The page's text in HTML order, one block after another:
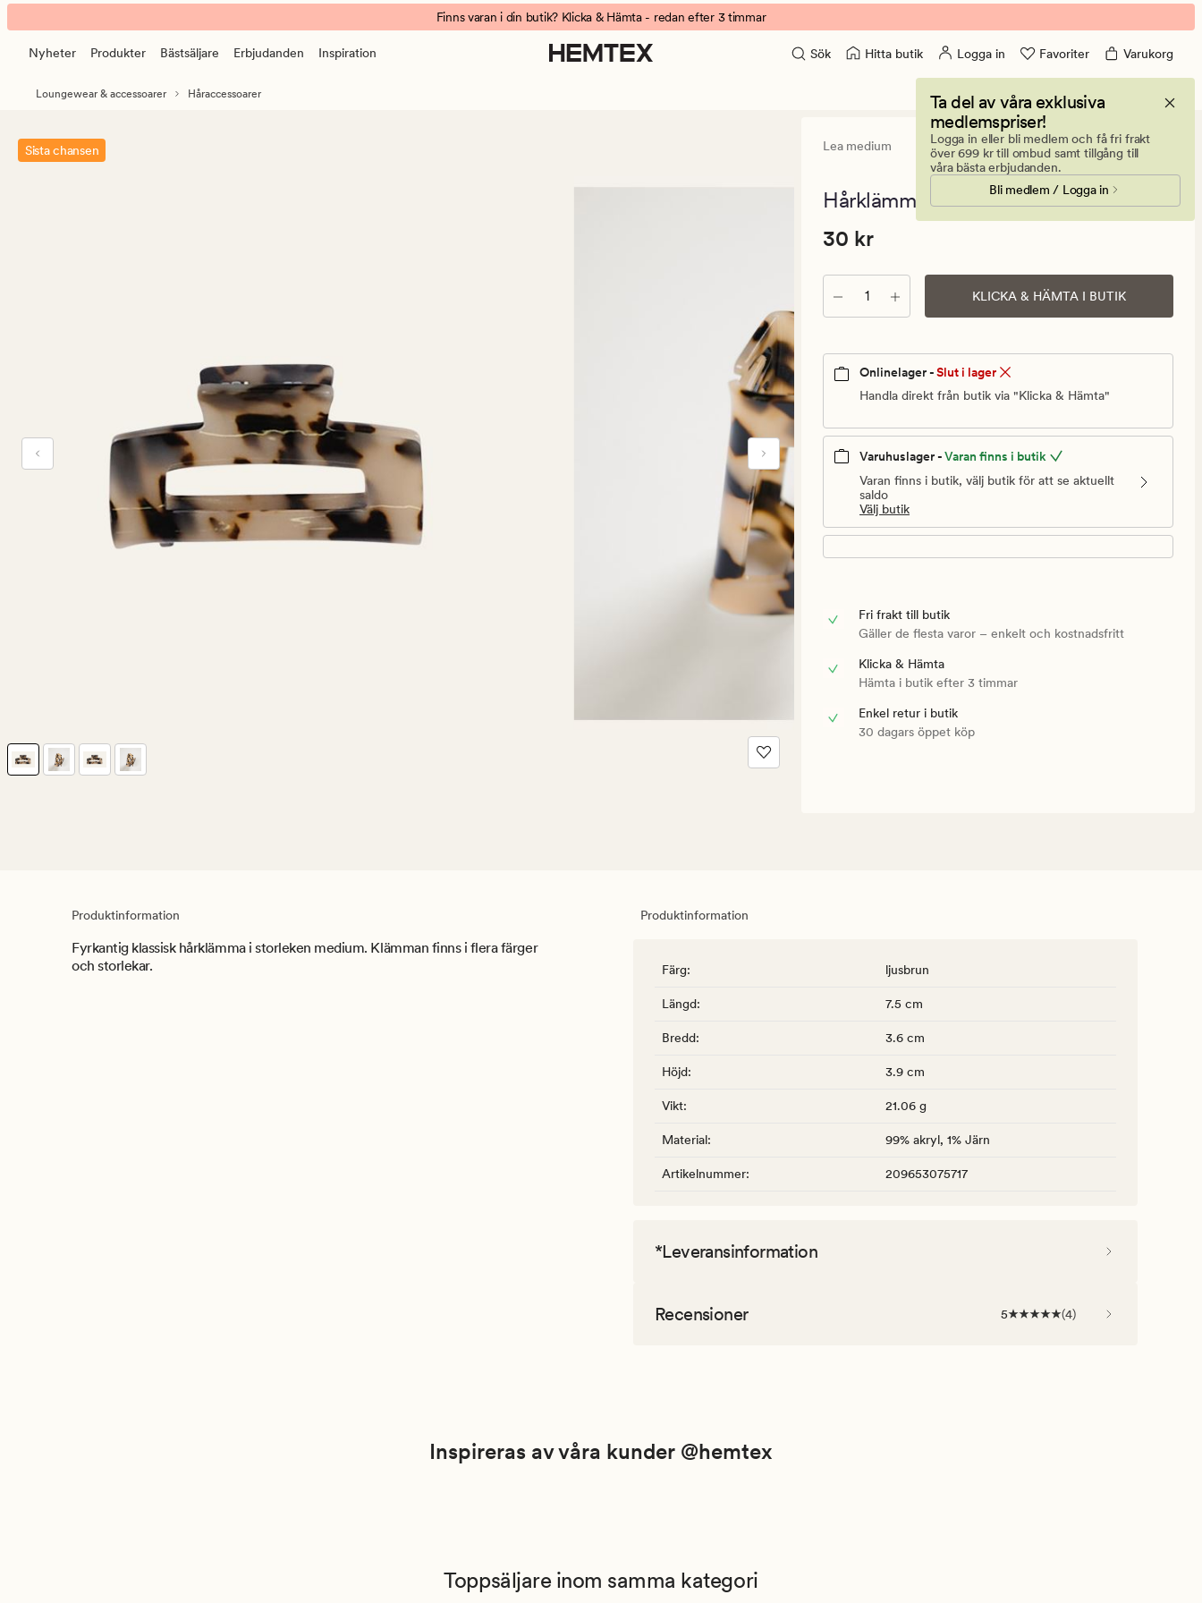
Lea
medium
hårklämma
banner.
Klicka
ESCAPE
att
pausa.
Finns varan i din butik? Klicka & Hämta - redan efter 3 timmar
Nyheter Produkter Bästsäljare Erbjudanden Inspiration Sök Hitta butik Logga in Favoriter Varukorg
Ta del av våra exklusiva
medlemspriser!
Logga in eller bli medlem och få fri frakt
över 699 kr till ombud samt tillgång till
våra bästa erbjudanden.
Bli medlem / Logga in
Loungewear & accessoarer Håraccessoarer
Sista chansen Lea medium
4
med
betyg
5
Hårklämma ljusbrun - 3,6x7,5x3,9 cm
Pris
kr.
Ordinarie
pris
kr
Pris 30 kr
30 kr
Antal KLICKA & HÄMTA I BUTIK
Onlinelager -Slut i lager
Handla direkt från butik via "Klicka & Hämta"
Varuhuslager -Varan finns i butik
Varan finns i butik, välj butik för att se aktuellt
saldo
Välj butik
Fri frakt till butik
Gäller de flesta varor – enkelt och kostnadsfritt
Klicka & Hämta
Hämta i butik efter 3 timmar
Enkel retur i butik
30 dagars öppet köp
Produktinformation
Fyrkantig klassisk hårklämma i storleken medium. Klämman finns i flera färger
och storlekar.
Produktinformation
Färg: ljusbrun
Längd: 7.5 cm
Bredd: 3.6 cm
Höjd: 3.9 cm
Vikt: 21.06 g
Material: 99% akryl, 1% Järn
Artikelnummer: 209653075717
*Leveransinformation
Recensioner 5 (4)
Inspireras av våra kunder @hemtex
Toppsäljare inom samma kategori